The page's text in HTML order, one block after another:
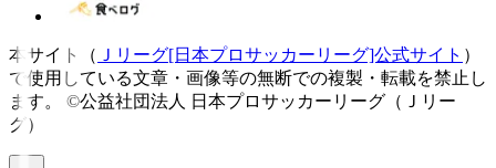
本サイト（ Ｊリーグ[日本プロサッカーリーグ]公式サイト ）
で使用している文章・画像等の無断での複製・転載を禁止し
ます。
©公益社団法人 日本プロサッカーリーグ（Ｊリー
グ）